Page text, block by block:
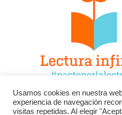
Facebook Twitter
Usamos cookies en nuestra
experiencia de navegación
visitas repetidas. Al elegir